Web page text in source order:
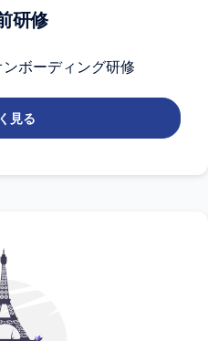
研修
ボーディング研修
見る